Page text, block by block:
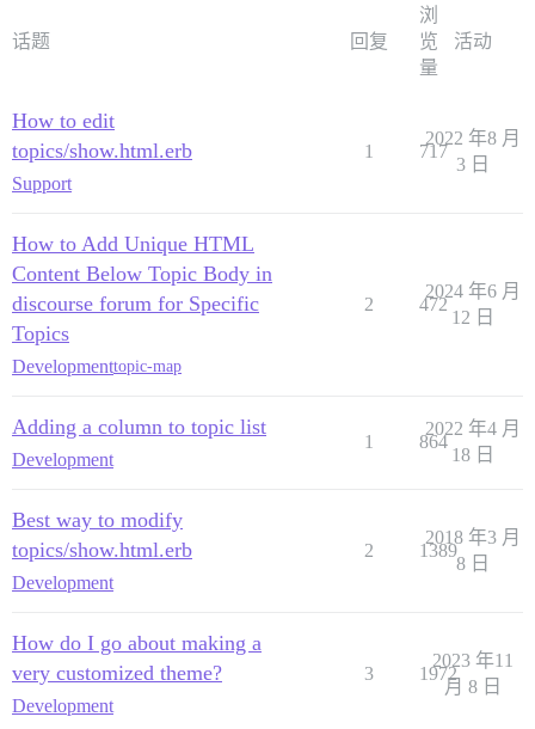
话题 回复
浏
览
量
活动
How to edit
topics/show.html.erb
Support
1 717
2022 年8 月
3 日
How to Add Unique HTML
Content Below Topic Body in
discourse forum for Specific
Topics
Developmenttopic-map
2 472
2024 年6 月
12 日
Adding a column to topic list
Development
1 864
2022 年4 月
18 日
Best way to modify
topics/show.html.erb
Development
2 1389
2018 年3 月
8 日
How do I go about making a
very customized theme?
Development
3 1972
2023 年11
月 8 日